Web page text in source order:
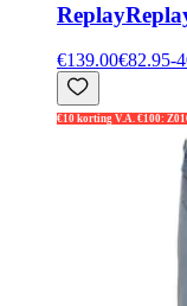
Replay
€139.00€82.95-
€10 korting V.A. €100: